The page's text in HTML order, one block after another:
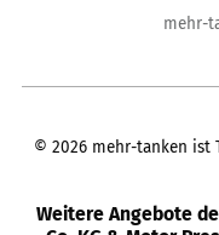
mehr-
© 2026 mehr-tanken ist
Weitere Angebote